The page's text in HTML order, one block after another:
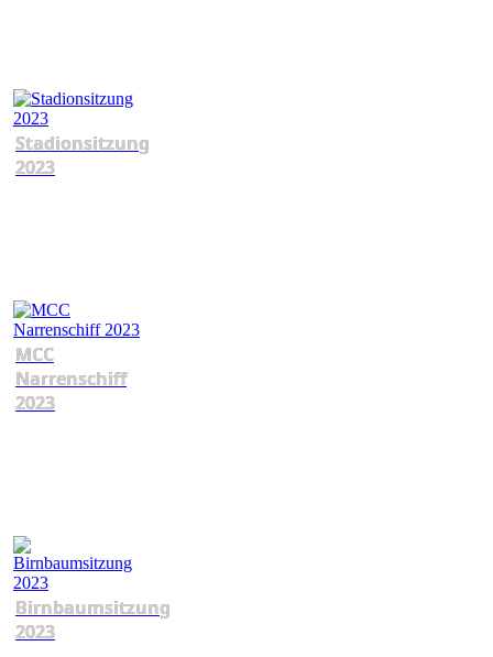
Stadionsitzung
2023
MCC
Narrenschiff
2023
Birnbaumsitzung
2023